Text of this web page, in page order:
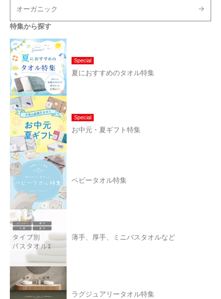
オーガニック
特集から探す
Special
夏におすすめのタオル特集
Special
お中元・夏ギフト特集
ベビータオル特集
薄手、厚手、ミニバスタオルなど
ラグジュアリータオル特集